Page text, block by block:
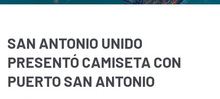
Transparencia
Registro Proveedores
SAN ANTONIO UNIDO
PRESENTÓ CAMISETA CON
PUERTO SAN ANTONIO